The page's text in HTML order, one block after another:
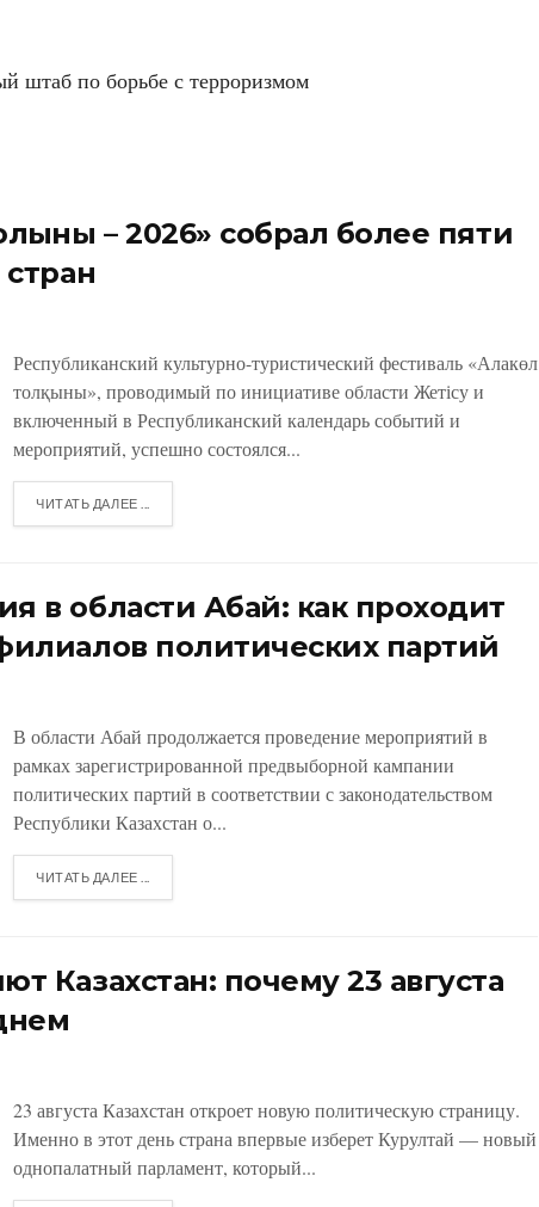
штаб по борьбе с терроризмом
– 2026» собрал более пяти
Республиканский культурно-туристический фестиваль «Алакөл
толқыны», проводимый по инициативе области Жетісу и
включенный в Республиканский календарь событий и
мероприятий, успешно состоялся...
ЧИТАТЬ ДАЛЕЕ ...
в области Абай: как проходит
политических партий
В области Абай продолжается проведение мероприятий в
рамках зарегистрированной предвыборной кампании
политических партий в соответствии с законодательством
Республики Казахстан о...
ЧИТАТЬ ДАЛЕЕ ...
Казахстан: почему 23 августа
23 августа Казахстан откроет новую политическую страницу.
Именно в этот день страна впервые изберет Курултай — новый
однопалатный парламент, который...